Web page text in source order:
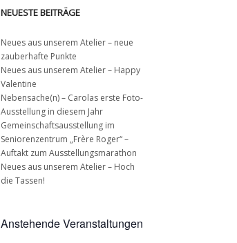
NEUESTE BEITRÄGE
Neues aus unserem Atelier – neue
zauberhafte Punkte
Neues aus unserem Atelier – Happy
Valentine
Nebensache(n) – Carolas erste Foto-
Ausstellung in diesem Jahr
Gemeinschaftsausstellung im
Seniorenzentrum „Frère Roger“ –
Auftakt zum Ausstellungsmarathon
Neues aus unserem Atelier – Hoch
die Tassen!
Anstehende Veranstaltungen